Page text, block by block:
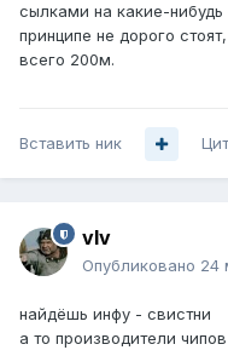
сылками на какие-
принципе не дорого
всего 200м.
Вставить ник
vIv
Опубликовано 24
найдёшь инфу - свистни
а то производители